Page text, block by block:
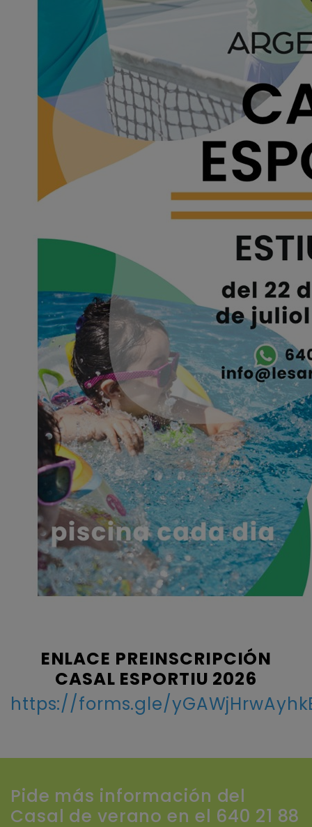
ENLACE PREINSCRIPCIÓN
CASAL ESPORTIU 2026
https://forms.gle/
Pide más información del
Casal de verano en el 640 21 88